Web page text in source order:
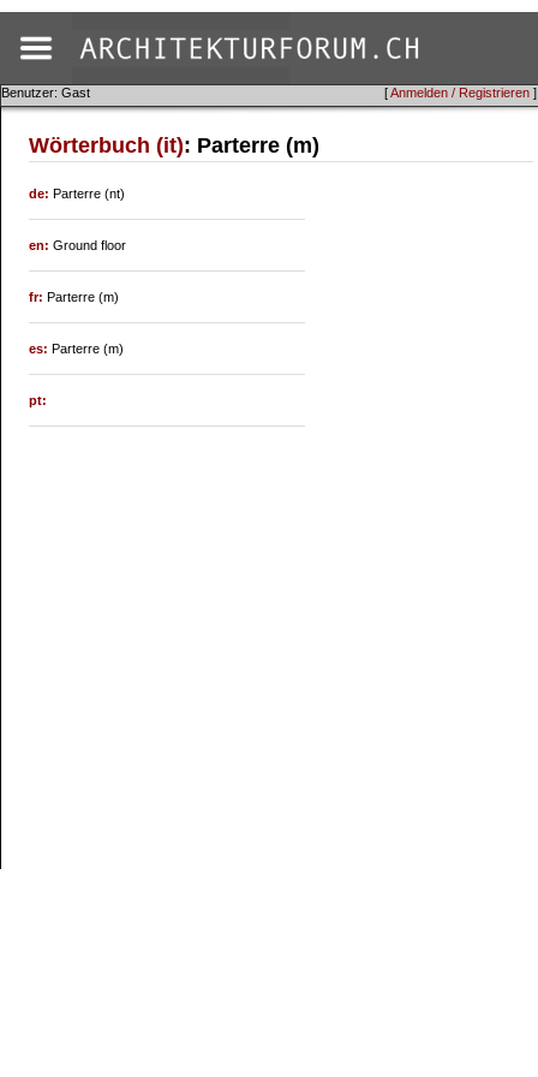
[Anmelden / Registrieren ]
Benutzer: Gast
Wörterbuch (it): Parterre (m)
de:Parterre (nt)
en:Ground floor
fr:Parterre (m)
es:Parterre (m)
pt: